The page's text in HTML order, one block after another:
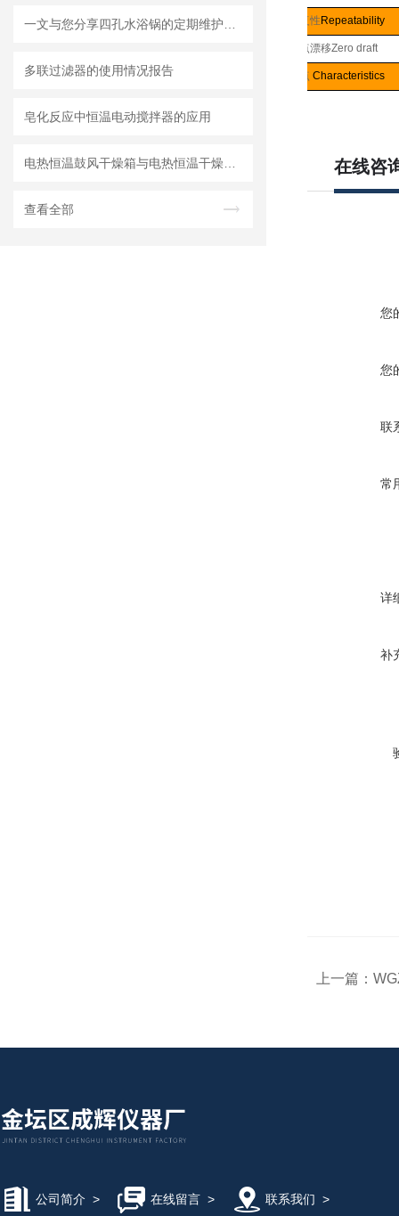
多联过滤器的使用情况报告
皂化反应中恒温电动搅拌器的应用
查看全部
重复性 Repeatability
零点漂移Zero draft
特点 Characteristics
在线咨
您
您
联
常
详
补
上一篇：
公司简介 > 在线留言> 联系我们 >